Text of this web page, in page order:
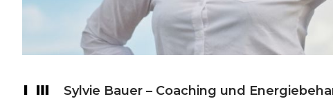
Sylvie Bauer – Coaching und